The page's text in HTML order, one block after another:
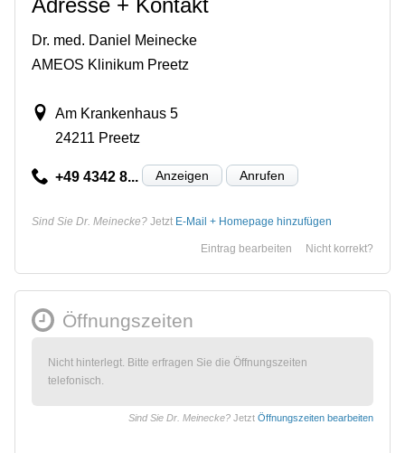
Dr. med. Daniel Meinecke
AMEOS Klinikum Preetz
Am Krankenhaus 5
24211 Preetz
+49 4342 8... Anzeigen Anrufen
Sind Sie Dr. Meinecke? Jetzt E-Mail + Homepage hinzufügen
Nicht korrekt?
Eintrag bearbeiten
Öffnungszeiten
Nicht hinterlegt. Bitte erfragen Sie die Öffnungszeiten
telefonisch.
Sind Sie Dr. Meinecke? Jetzt Öffnungszeiten bearbeiten